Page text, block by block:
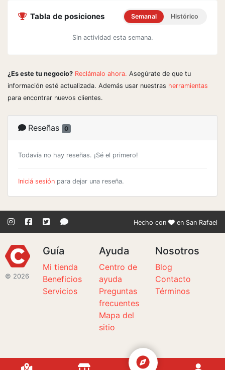
Tabla de posiciones Semanal Histórico
Sin actividad esta semana.
¿Es este tu negocio? Reclámalo ahora. Asegúrate de que tu
información esté actualizada. Además usar nuestras herramientas
para encontrar nuevos clientes.
Reseñas 0
Todavía no hay reseñas. ¡Sé el primero!
Iniciá sesión para dejar una reseña.
Hecho con en San Rafael
© 2026
Guía
Mi tienda
Beneficios
Servicios
Ayuda
Centro de
ayuda
Preguntas
frecuentes
Mapa del
sitio
Nosotros
Blog
Contacto
Términos